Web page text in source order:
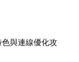
與連線優化攻